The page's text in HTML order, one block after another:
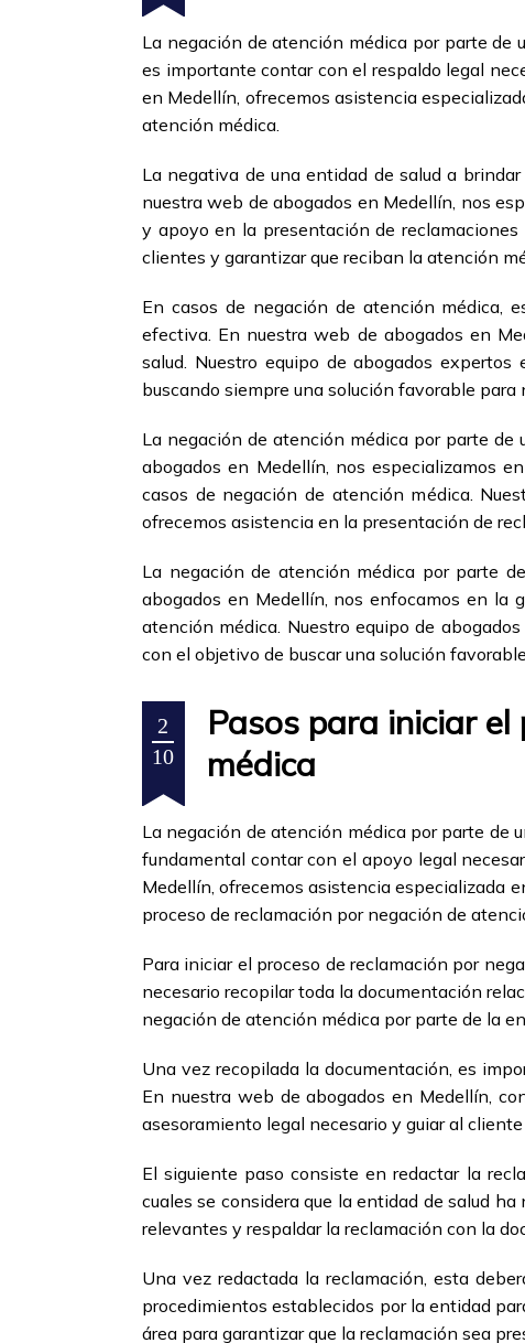
La negación de atención médica por parte de
es importante contar con el respaldo legal
en Medellín, ofrecemos asistencia
atención médica.
La negativa de una entidad de salud a
nuestra web de abogados en Medellín, nos
y apoyo en la presentación de
clientes y garantizar que reciban la atención
En casos de negación de atención médica,
efectiva. En nuestra web de abogados en
salud. Nuestro equipo de abogados
buscando siempre una solución favorable para
La negación de atención médica por parte
abogados en Medellín, nos especializamos
casos de negación de atención médica.
ofrecemos asistencia en la presentación de
La negación de atención médica por parte
abogados en Medellín, nos enfocamos en la
atención médica. Nuestro equipo de
con el objetivo de buscar una solución
2
10
Pasos para iniciar
médica
La negación de atención médica por parte de
fundamental contar con el apoyo legal
Medellín, ofrecemos asistencia especializada
proceso de reclamación por negación de
Para iniciar el proceso de reclamación por
necesario recopilar toda la documentación
negación de atención médica por parte de la
Una vez recopilada la documentación, es
En nuestra web de abogados en Medellín,
asesoramiento legal necesario y guiar al
El siguiente paso consiste en redactar la
cuales se considera que la entidad de salud
relevantes y respaldar la reclamación con la
Una vez redactada la reclamación, esta
procedimientos establecidos por la entidad
área para garantizar que la reclamación sea